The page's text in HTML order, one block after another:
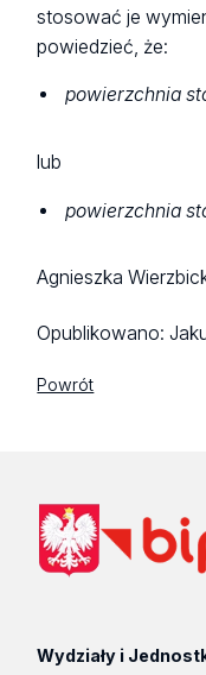
stosować je
powiedzieć, że:
powierzchnia
lub
powierzchnia
Agnieszka
Opublikowano:
Powrót
Wydziały i